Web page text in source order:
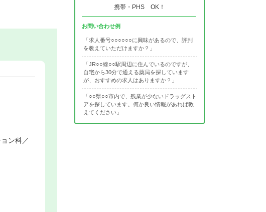
ン科／
携帯・PHS OK！
お問い合わせ例
「求人番号○○○○○○に興味があるので、評判
を教えていただけますか？」
「JR○○線○○駅周辺に住んでいるのですが、
自宅から30分で通える薬局を探しています
が、おすすめの求人はありますか？」
「○○県○○市内で、残業が少ないドラッグスト
アを探しています。何か良い情報があれば教
えてください」